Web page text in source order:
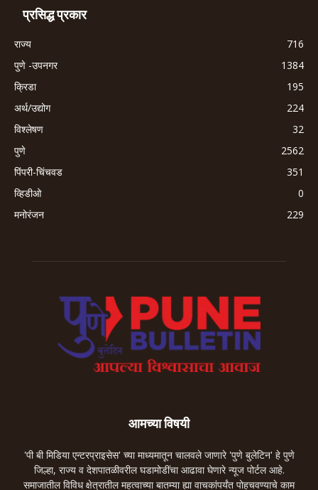
प्रसिद्ध प्रकार
राज्य
716
पुणे -उपनगर
1384
क्रिडा
195
अर्थ/उद्योग
224
विश्लेषण
32
पुणे
2562
पिंपरी-चिंचवड
351
व्हिडीओ
0
मनोरंजन
229
आमच्या विषयी
'पी बी मिडिया एन्टरप्राइसेस' च्या माध्यमातून चालवले जाणारे 'पुणे बुलेटिन' हे पुणे
जिल्हा, राज्य व देशपातळीवरील घडामोडींचा आढावा घेणारे न्यूज पोर्टल आहे.
समाजातील विविध क्षेत्रातील महत्वाच्या बातम्या ह्या वाचकांपर्यंत पोहचवण्याचे काम